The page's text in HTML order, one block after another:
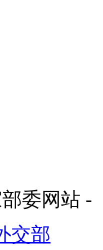
委网站 -
交部